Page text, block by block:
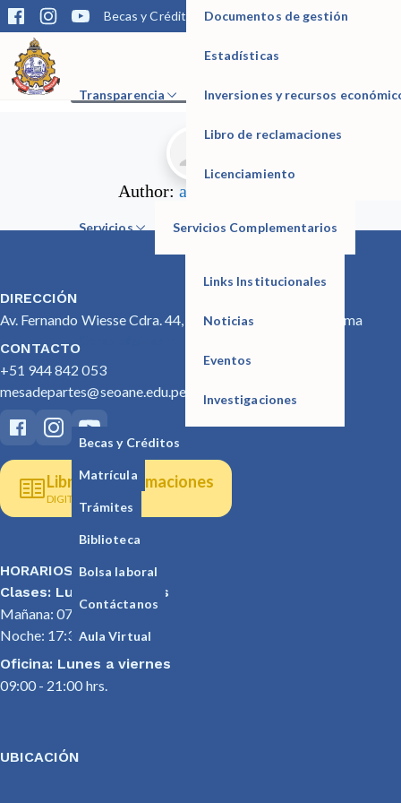
Becas y Créditos Matrícula Trámites Biblioteca
IESTP Manuel Seoane Corrales
Transparencia
Documentos de gestión
Estadísticas
Inversiones y recursos
Libro de reclamaciones
Licenciamiento
Servicios Servicios Complementarios
Links Institucionales
Noticias
Eventos
Investigaciones
Becas y Créditos
Matrícula
Trámites
Biblioteca
Bolsa laboral
Contáctanos
Aula Virtual
OFICIO.
Author: admin_seoane
DIRECCIÓN
Av. Fernando Wiesse Cdra. 44, San Juan de Lurigancho, Lima
CONTACTO
+51 944 842 053
mesadepartes@seoane.edu.pe
Libro de reclamaciones
DIGITAL
HORARIOS
Clases: Lunes a viernes
Mañana: 07:30 - 12:30 hrs.
Noche: 17:30 - 22:00 hrs.
Oficina: Lunes a viernes
09:00 - 21:00 hrs.
UBICACIÓN